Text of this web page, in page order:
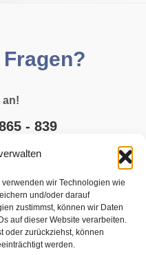
wir Technologien wie
und/oder darauf
zustimmst, können wir Daten
auf dieser Website verarbeiten.
oder zurückziehst, können
werden.
an!
- 839